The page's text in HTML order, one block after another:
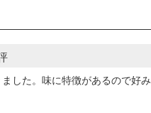
した。味に特徴があるので好み